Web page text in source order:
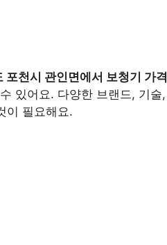
포천시 관인면에서 보청기 가격
있어요. 다양한 브랜드, 기술,
이 필요해요.